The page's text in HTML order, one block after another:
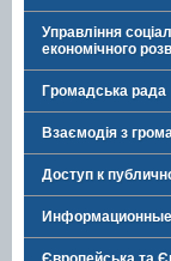
Управління
економічного
Громадська рада
Взаємодія з
Доступ к